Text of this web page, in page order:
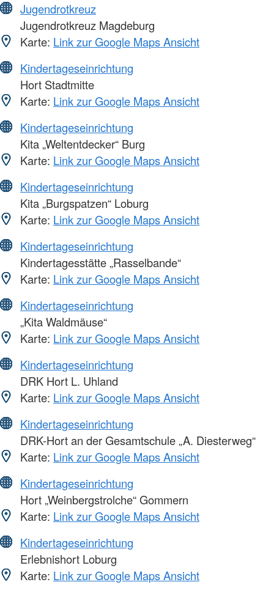
Jugendrotkreuz
Jugendrotkreuz Magdeburg
Karte: Link zur Google Maps Ansicht
Kindertageseinrichtung
Hort Stadtmitte
Karte: Link zur Google Maps Ansicht
Kindertageseinrichtung
Kita „Weltentdecker“ Burg
Karte: Link zur Google Maps Ansicht
Kindertageseinrichtung
Kita „Burgspatzen“ Loburg
Karte: Link zur Google Maps Ansicht
Kindertageseinrichtung
Kindertagesstätte „Rasselbande“
Karte: Link zur Google Maps Ansicht
Kindertageseinrichtung
„Kita Waldmäuse“
Karte: Link zur Google Maps Ansicht
Kindertageseinrichtung
DRK Hort L. Uhland
Karte: Link zur Google Maps Ansicht
Kindertageseinrichtung
DRK-Hort an der Gesamtschule „A. Diesterweg“
Karte: Link zur Google Maps Ansicht
Kindertageseinrichtung
Hort „Weinbergstrolche“ Gommern
Karte: Link zur Google Maps Ansicht
Kindertageseinrichtung
Erlebnishort Loburg
Karte: Link zur Google Maps Ansicht